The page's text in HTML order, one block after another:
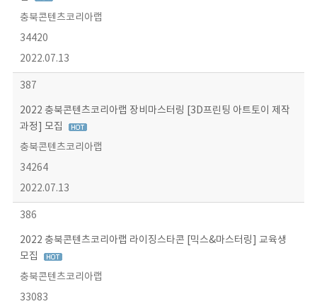
충북콘텐츠코리아랩
34420
2022.07.13
387
2022 충북콘텐츠코리아랩 장비마스터링 [3D프린팅 아트토이 제작
과정] 모집
충북콘텐츠코리아랩
34264
2022.07.13
386
2022 충북콘텐츠코리아랩 라이징스타콘 [믹스&마스터링] 교육생
모집
충북콘텐츠코리아랩
33083